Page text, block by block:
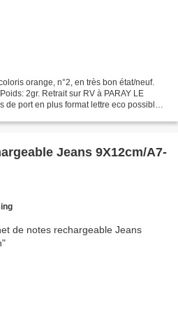
orange, n°2, en très bon état/neuf.
2gr. Retrait sur RV à PARAY LE
de port en plus format lettre eco possible
Jeans 9X12cm/A7-